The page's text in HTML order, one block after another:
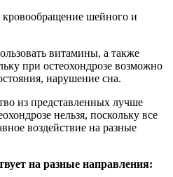
шейного и
витамины, а также
при остеохондрозе возможно
нарушение сна.
из представленных лучше
нельзя, поскольку все
воздействие на разные
на разные направления: